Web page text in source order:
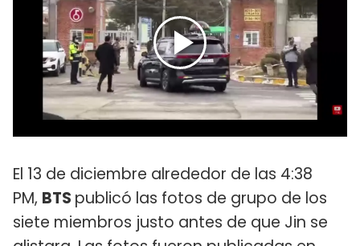
El 13 de diciembre alrededor de las 4:38
PM, BTS publicó las fotos de grupo de los
siete miembros justo antes de que Jin se